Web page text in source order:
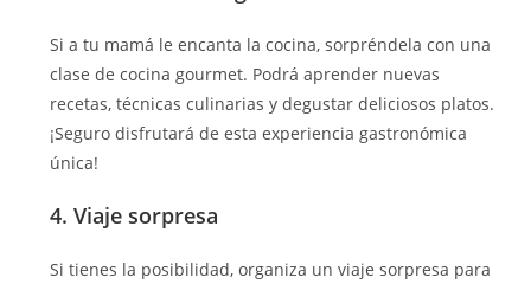
Si a tu mamá le encanta la cocina, sorpréndela con una
clase de cocina gourmet. Podrá aprender nuevas
recetas, técnicas culinarias y degustar deliciosos platos.
¡Seguro disfrutará de esta experiencia gastronómica
única!
4. Viaje sorpresa
Si tienes la posibilidad, organiza un viaje sorpresa para